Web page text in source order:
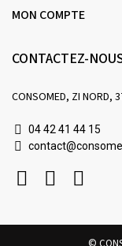
MON COMPTE
CONTACTEZ-
CONSOMED, ZI NORD,
04 42 41 44 15